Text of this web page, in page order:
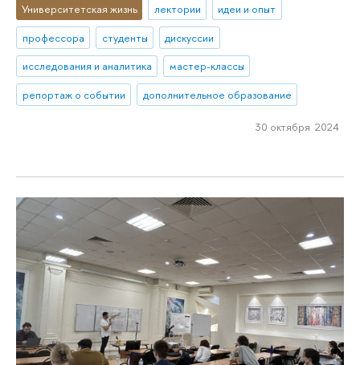
Университетская жизнь лектории
идеи и опыт
профессора
студенты
дискуссии
исследования и аналитика
мастер-классы
репортаж о событии
дополнительное образование
30 октября 2024